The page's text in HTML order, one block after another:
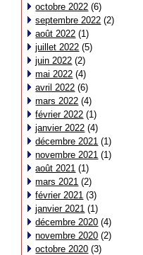
octobre 2022 (6)
septembre 2022 (2)
août 2022 (1)
juillet 2022 (5)
juin 2022 (2)
mai 2022 (4)
avril 2022 (6)
mars 2022 (4)
février 2022 (1)
janvier 2022 (4)
décembre 2021 (1)
novembre 2021 (1)
août 2021 (1)
mars 2021 (2)
février 2021 (3)
janvier 2021 (1)
décembre 2020 (4)
novembre 2020 (2)
octobre 2020 (3)